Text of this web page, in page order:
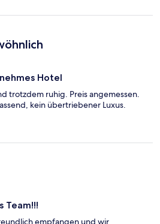
Hotel
trotzdem ruhig. Preis angemessen.
kein übertriebener Luxus.
Team!!!
empfangen und wir